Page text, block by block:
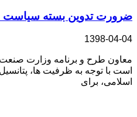
ضرورت تدوین بسته سیاست
1398-04-04
معاون طرح و برنامه وزارت
است با توجه به ظرفیت ها،
اسلامی، برای